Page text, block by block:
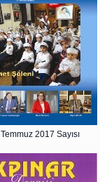
Temmuz 2017 Sayısı